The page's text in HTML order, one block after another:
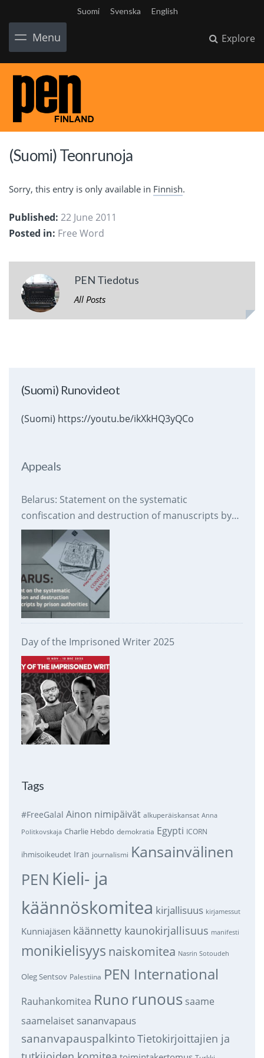
Suomi Svenska English
Menu Explore
(Suomi) Teonrunoja
Sorry, this entry is only available in Finnish.
Published: 22 June 2011
Posted in: Free Word
PEN Tiedotus
All Posts
(Suomi) Runovideot
(Suomi) https://youtu.be/ikXkHQ3yQCo
Appeals
Belarus: Statement on the systematic
confiscation and destruction of manuscripts by
prison authorities
Day of the Imprisoned Writer 2025
Tags
#FreeGalal Ainon nimipäivät alkuperäiskansat Anna
Politkovskaja Charlie Hebdo demokratia Egypti ICORN
ihmisoikeudet Iran journalismi Kansainvälinen
PEN Kieli- ja
käännöskomitea kirjallisuus kirjamessut
Kunniajäsen käännetty kaunokirjallisuus manifesti
monikielisyys naiskomitea Nasrin Sotoudeh
Oleg Sentsov Palestiina PEN International
Rauhankomitea Runo runous saame
saamelaiset sananvapaus
sananvapauspalkintoTietokirjoittajien ja